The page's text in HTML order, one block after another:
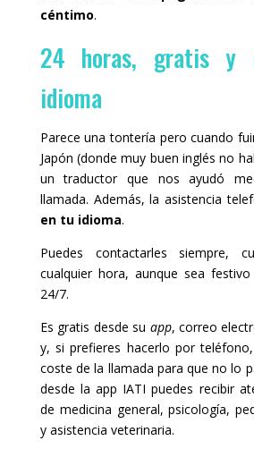
céntimo.
24 horas, gratis y
idioma
Parece una tontería pero cuando
Japón (donde muy buen inglés no
un traductor que nos ayudó
llamada. Además, la asistencia
en tu idioma.
Puedes contactarles siempre,
cualquier hora, aunque sea
24/7.
Es gratis desde su app, correo
y, si prefieres hacerlo por
coste de la llamada para que no lo
desde la app IATI puedes recibir
de medicina general, psicología,
y asistencia veterinaria.